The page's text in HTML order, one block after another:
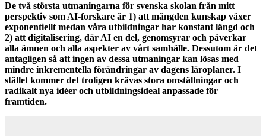
De två största utmaningarna för svenska skolan från mitt
perspektiv som AI-forskare är 1) att mängden kunskap växer
exponentiellt medan våra utbildningar har konstant längd och
2) att digitalisering, där AI en del, genomsyrar och påverkar
alla ämnen och alla aspekter av vårt samhälle. Dessutom är det
antagligen så att ingen av dessa utmaningar kan lösas med
mindre inkrementella förändringar av dagens läroplaner. I
stället kommer det troligen krävas stora omställningar och
radikalt nya idéer och utbildningsideal anpassade för
framtiden.